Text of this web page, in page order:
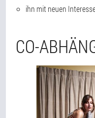
ihn mit neuen
CO-